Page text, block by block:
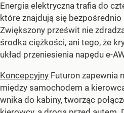
Energia elektryczna trafia do
które znajdują się
Zwiększony prześwit nie
środka ciężkości, ani tego, że
układ przeniesienia napędu e-
Koncepcyjny Futuron zapewnia
między samochodem a
wnika do kabiny, tworząc